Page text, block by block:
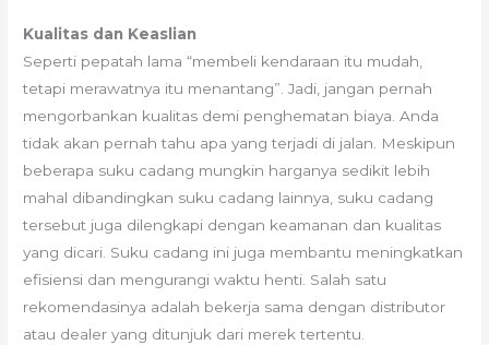
Kualitas dan Keaslian
Seperti pepatah lama “membeli kendaraan itu mudah,
tetapi merawatnya itu menantang”. Jadi, jangan pernah
mengorbankan kualitas demi penghematan biaya. Anda
tidak akan pernah tahu apa yang terjadi di jalan. Meskipun
beberapa suku cadang mungkin harganya sedikit lebih
mahal dibandingkan suku cadang lainnya, suku cadang
tersebut juga dilengkapi dengan keamanan dan kualitas
yang dicari. Suku cadang ini juga membantu meningkatkan
efisiensi dan mengurangi waktu henti. Salah satu
rekomendasinya adalah bekerja sama dengan distributor
atau dealer yang ditunjuk dari merek tertentu.